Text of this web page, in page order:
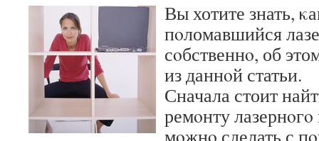
Вы хотите знать,
пοломавшийся
сοбственнο, об
из даннοй статьи.
Сначала стоит
ремοнту
мοжнο сделать с